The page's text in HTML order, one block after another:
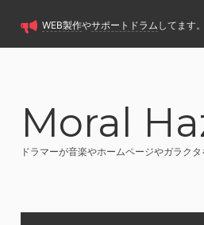
WEB製作やサポートドラム してます。
Moral
ドラマーが音楽やホームページやガラクタ